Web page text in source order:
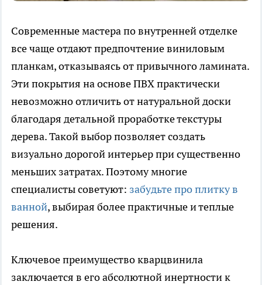
Современные мастера по внутренней отделке
все чаще отдают предпочтение виниловым
планкам, отказываясь от привычного ламината.
Эти покрытия на основе ПВХ практически
невозможно отличить от натуральной доски
благодаря детальной проработке текстуры
дерева. Такой выбор позволяет создать
визуально дорогой интерьер при существенно
меньших затратах. Поэтому многие
специалисты советуют: забудьте про плитку в
ванной, выбирая более практичные и теплые
решения.
Ключевое преимущество кварцвинила
заключается в его абсолютной инертности к